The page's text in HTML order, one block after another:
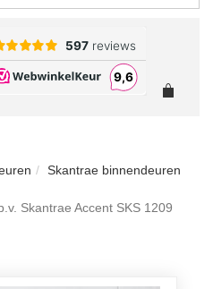
Skantrae binnendeuren
Skantrae Accent SKS 1209